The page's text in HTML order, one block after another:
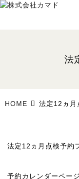
法
HOME 法定12ヵ月
法定12ヵ月点検予約
予約カレンダーペー